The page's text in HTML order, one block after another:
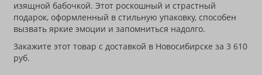
изящной бабочкой. Этот роскошный и страстный
подарок, оформленный в стильную упаковку, способен
вызвать яркие эмоции и запомниться надолго.
Закажите этот товар с доставкой в Новосибирске за 3 610
руб.